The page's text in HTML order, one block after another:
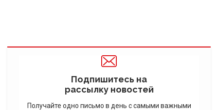
Подпишитесь на
рассылку новостей
Получайте одно письмо в день с самыми важными